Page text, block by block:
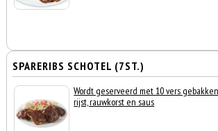
SPARERIBS SCHOTEL (7ST.)
Wordt geserveerd met 10 vers
rijst, rauwkorst en saus